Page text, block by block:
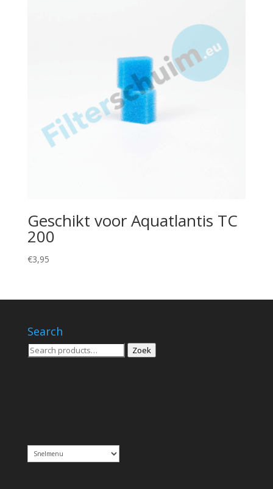
Geschikt voor Aquatlantis TC
200
€3,95
Search
Zoeken
Zoek